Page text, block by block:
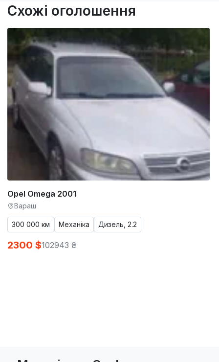
Схожі оголошення
Opel Omega 2001
Вараш
300 000 км Механіка Дизель, 2.2
2300 $102943 ₴